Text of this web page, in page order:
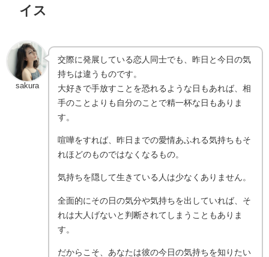
イス
sakura
交際に発展している恋人同士でも、昨日と今日の気
持ちは違うものです。
大好きで手放すことを恐れるような日もあれば、相
手のことよりも自分のことで精一杯な日もありま
す。
喧嘩をすれば、昨日までの愛情あふれる気持ちもそ
れほどのものではなくなるもの。
気持ちを隠して生きている人は少なくありません。
全面的にその日の気分や気持ちを出していれば、そ
れは大人げないと判断されてしまうこともありま
す。
だからこそ、あなたは彼の今日の気持ちを知りたい